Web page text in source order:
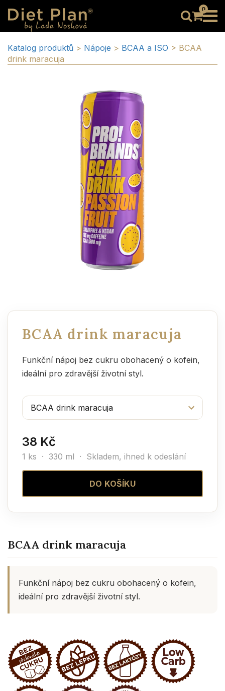
0
Katalog produktů > Nápoje > BCAA a ISO > BCAA
drink maracuja
BCAA drink maracuja
Funkční nápoj bez cukru obohacený o kofein,
ideální pro zdravější životní styl.
38 Kč
1 ks · 330 ml · Skladem, ihned k odeslání
DO KOŠÍKU
BCAA drink maracuja
Funkční nápoj bez cukru obohacený o kofein,
ideální pro zdravější životní styl.